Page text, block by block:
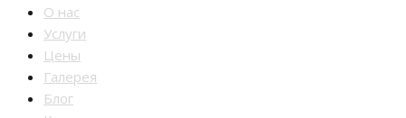
О нас
Услуги
Цены
Галерея
Блог